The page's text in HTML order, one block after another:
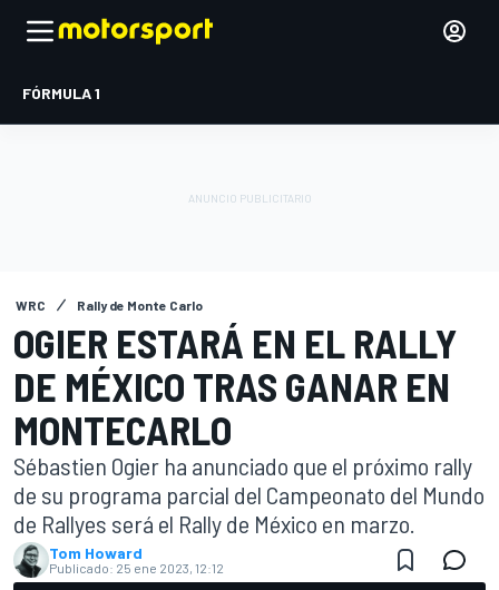
FÓRMULA 1
WRC Rally de Monte Carlo
OGIER ESTARÁ EN EL RALLY
DE MÉXICO TRAS GANAR EN
MONTECARLO
Sébastien Ogier ha anunciado que el próximo rally
de su programa parcial del Campeonato del Mundo
de Rallyes será el Rally de México en marzo.
Tom Howard
Publicado: 25 ene 2023, 12:12